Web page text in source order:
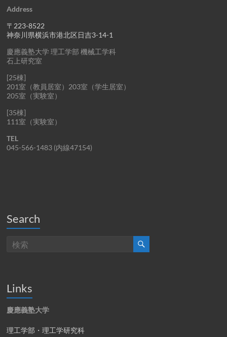
Address
〒223-8522
神奈川県横浜市港北区日吉3-14-1
慶應義塾大学 理工学部 機械工学科
石上研究室
[25棟]
201室（教員居室）203室（学生居室）
205室（実験室）
[35棟]
111室（実験室）
TEL
045-566-1483 (内線47154)
Search
Links
慶應義塾大学
理工学部・理工学研究科